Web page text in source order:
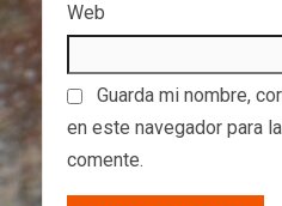
Web
Guarda mi nombre,
en este navegador para
comente.